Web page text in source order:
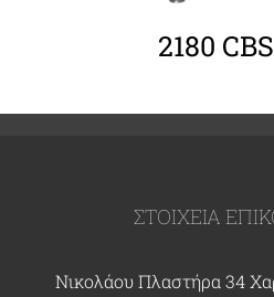
2180
ΣΤΟΙΧΕΙΑ
Νικολάου Πλαστήρα 34